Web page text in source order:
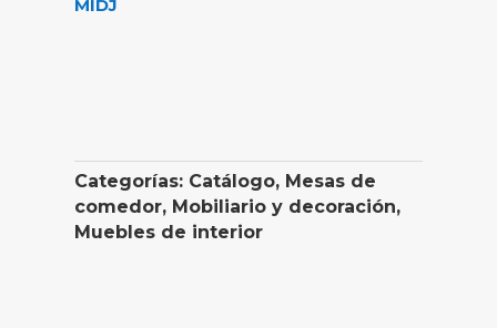
MIDJ
Categorías: Catálogo, Mesas de
comedor, Mobiliario y decoración,
Muebles de interior